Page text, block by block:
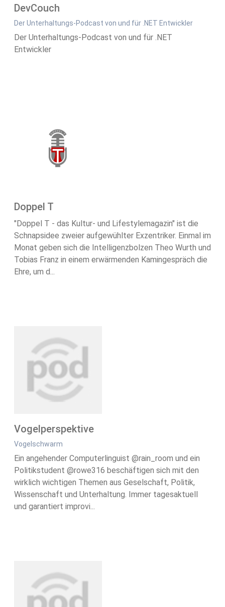
DevCouch
Der Unterhaltungs-Podcast von und für .NET Entwickler
Der Unterhaltungs-Podcast von und für .NET
Entwickler
Doppel T
"Doppel T - das Kultur- und Lifestylemagazin" ist die
Schnapsidee zweier aufgewühlter Exzentriker. Einmal im
Monat geben sich die Intelligenzbolzen Theo Wurth und
Tobias Franz in einem erwärmenden Kamingespräch die
Ehre, um d...
Vogelperspektive
Vogelschwarm
Ein angehender Computerlinguist @rain_room und ein
Politikstudent @rowe316 beschäftigen sich mit den
wirklich wichtigen Themen aus Geselschaft, Politik,
Wissenschaft und Unterhaltung. Immer tagesaktuell
und garantiert improvi...